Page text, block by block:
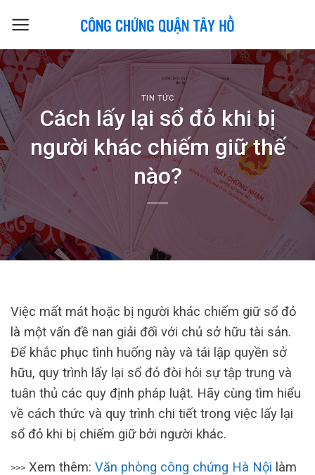
TIN TỨC
Cách lấy lại sổ đỏ khi bị
người khác chiếm giữ thế
nào?
Việc mất mát hoặc bị người khác chiếm giữ sổ đỏ
là một vấn đề nan giải đối với chủ sở hữu tài sản.
Để khắc phục tình huống này và tái lập quyền sở
hữu, quy trình lấy lại sổ đỏ đòi hỏi sự tập trung và
tuân thủ các quy định pháp luật. Hãy cùng tìm hiểu
về cách thức và quy trình chi tiết trong việc lấy lại
sổ đỏ khi bị chiếm giữ bởi người khác.
>>> Xem thêm: Văn phòng công chứng Hà Nội làm